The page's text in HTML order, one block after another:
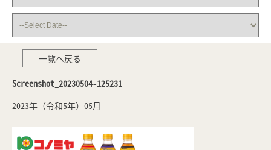
一覧へ戻る
Screenshot_20230504-125231
2023年（令和5年）05月